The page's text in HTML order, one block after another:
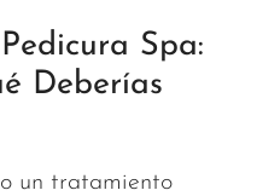
Spa:
Deberías
un tratamiento